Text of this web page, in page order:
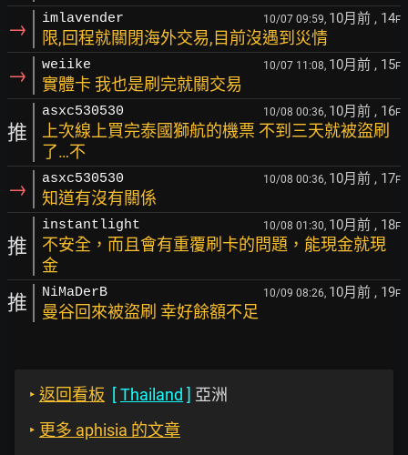
→ imlavender 10/07 09:59, 10月前 , 14F
限,回程就關閉海外交易,目前沒遇到災情
→ weiike 10/07 11:08, 10月前 , 15F
實體卡 我也是刷完就關交易
推
asxc530530 10/08 00:36, 10月前 , 16F
上次線上買完泰國獅航的機票 不到三天就被盜刷
了…不
→ asxc530530 10/08 00:36, 10月前 , 17F
知道有沒有關係
推
instantlight 10/08 01:30, 10月前 , 18F
不安全，而且會有重覆刷卡的問題，能現金就現
金
推 NiMaDerB 10/09 08:26, 10月前 , 19F
曼谷回來被盜刷 幸好餘額不足
‣ 返回看板 [Thailand ] 亞洲
‣ 更多 aphisia 的文章